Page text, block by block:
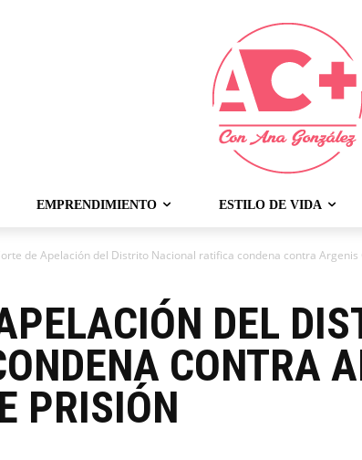
EMPRENDIMIENTO ESTILO DE VIDA
de Apelación del Distrito Nacional ratifica condena contra Argenis
DEL
CONTRA
PRISIÓN